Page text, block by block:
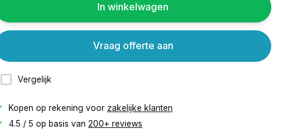
In winkelwagen
Vergelijk
Vraag offerte aan
Kopen op rekening voor zakelijke klanten
4.5 / 5 op basis van 200+ reviews